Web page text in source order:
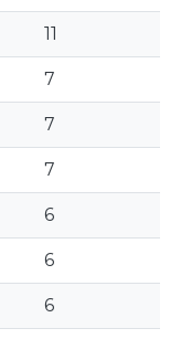
11
7
7
7
6
6
6